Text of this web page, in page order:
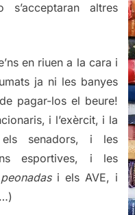
altres
en riuen a la cara i
ja ni les banyes
pagar-los el beure!
i l’exèrcit, i la
senadors, i les
esportives, i les
peonadasi els AVE, i